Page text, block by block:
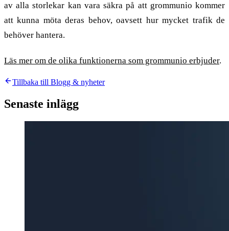
av alla storlekar kan vara säkra på att grommunio kommer
att kunna möta deras behov, oavsett hur mycket trafik de
behöver hantera.
Läs mer om de olika funktionerna som grommunio erbjuder.
Tillbaka till Blogg & nyheter
Senaste inlägg